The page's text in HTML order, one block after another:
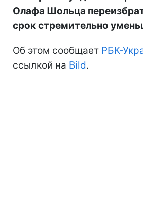
Олафа Шольца
срок стремительно
Об этом сообщает РБК-
ссылкой на Bild.